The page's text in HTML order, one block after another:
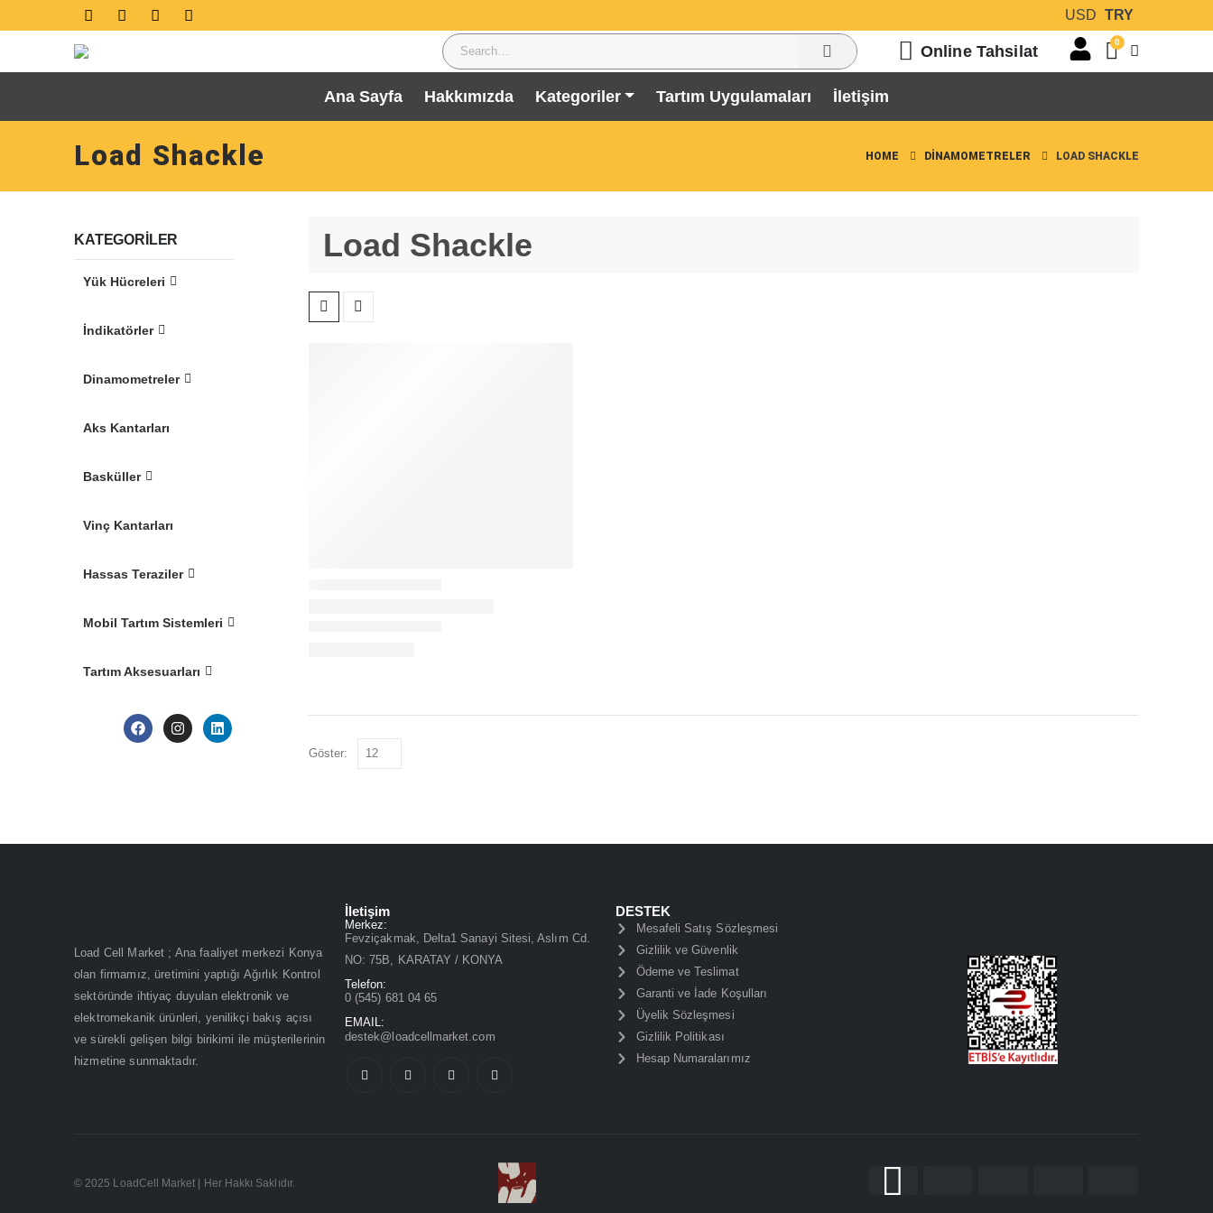
USD TRY
Online Tahsilat 0
Ana Sayfa Hakkımızda Kategoriler Tartım Uygulamaları İletişim
Load Shackle HOME DINAMOMETRELER LOAD SHACKLE
KATEGORILER
Yük Hücreleri
İndikatörler
Dinamometreler
Aks Kantarları
Basküller
Vinç Kantarları
Hassas Teraziler
Mobil Tartım Sistemleri
Tartım Aksesuarları
Load Shackle
Göster:
Load Cell Market ; Ana faaliyet merkezi Konya
olan firmamız, üretimini yaptığı Ağırlık Kontrol
sektöründe ihtiyaç duyulan elektronik ve
elektromekanik ürünleri, yenilikçi bakış açısı
ve sürekli gelişen bilgi birikimi ile müşterilerinin
hizmetine sunmaktadır.
İletişim
Merkez:
Fevziçakmak, Delta1 Sanayi Sitesi, Aslım Cd.
NO: 75B, KARATAY / KONYA
Telefon:
0 (545) 681 04 65
EMAIL:
destek@loadcellmarket.com
DESTEK
Mesafeli Satış Sözleşmesi
Gizlilik ve Güvenlik
Ödeme ve Teslimat
Garanti ve İade Koşulları
Üyelik Sözleşmesi
Gizlilik Politikası
Hesap Numaralarımız
© 2025 LoadCell Market | Her Hakkı Saklıdır.